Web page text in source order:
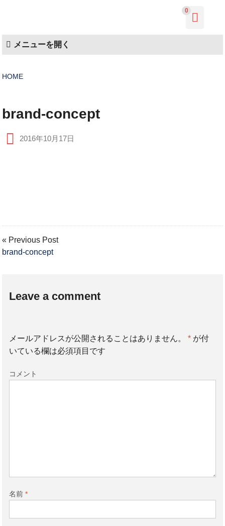
0
メニューを開く
HOME
brand-concept
2016年10月17日
« Previous Post
brand-concept
Leave a comment
メールアドレスが公開されることはありません。 *が付
いている欄は必須項目です
コメント
名前 *